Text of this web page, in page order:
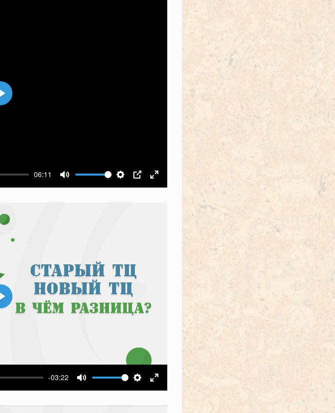
06:11
Выключить звукНастройки
PIP На весь экран
Воспроизвести
-03:22
Выключить звукНастройки
На весь экран
Воспроизвести